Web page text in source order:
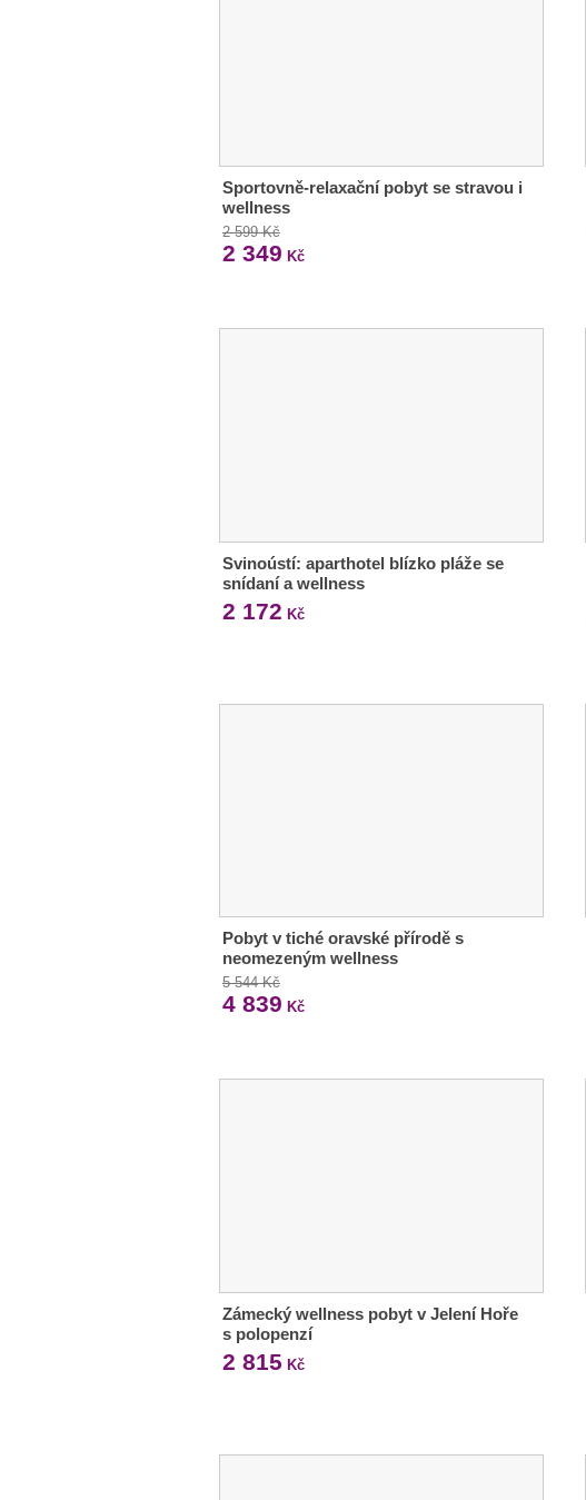
Sportovně-relaxační pobyt se stravou i
wellness
2 599 Kč
2 349 Kč
Svinoústí: aparthotel blízko pláže se
snídaní a wellness
2 172 Kč
Pobyt v tiché oravské přírodě s
neomezeným wellness
5 544 Kč
4 839 Kč
Zámecký wellness pobyt v Jelení Hoře
s polopenzí
2 815 Kč